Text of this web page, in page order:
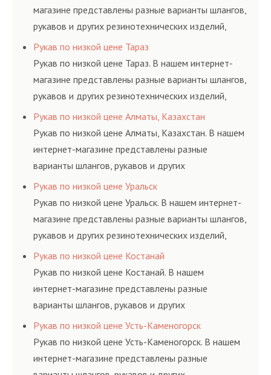
магазине представлены разные варианты шлангов,
рукавов и других резинотехнических изделий,
соответствующих ГОСТам, техническим условиям
и нормативам.
Рукав по низкой цене Тараз
Рукав по низкой цене Тараз. В нашем интернет-
магазине представлены разные варианты шлангов,
рукавов и других резинотехнических изделий,
соответствующих ГОСТам, техническим условиям
и нормативам.
Рукав по низкой цене Алматы, Казахстан
Рукав по низкой цене Алматы, Казахстан. В нашем
интернет-магазине представлены разные
варианты шлангов, рукавов и других
резинотехнических изделий, соответствующих
ГОСТам, техническим условиям и нормативам.
Рукав по низкой цене Уральск
Рукав по низкой цене Уральск. В нашем интернет-
магазине представлены разные варианты шлангов,
рукавов и других резинотехнических изделий,
соответствующих ГОСТам, техническим условиям
и нормативам.
Рукав по низкой цене Костанай
Рукав по низкой цене Костанай. В нашем
интернет-магазине представлены разные
варианты шлангов, рукавов и других
резинотехнических изделий, соответствующих
ГОСТам, техническим условиям и нормативам.
Рукав по низкой цене Усть-Каменогорск
Рукав по низкой цене Усть-Каменогорск. В нашем
интернет-магазине представлены разные